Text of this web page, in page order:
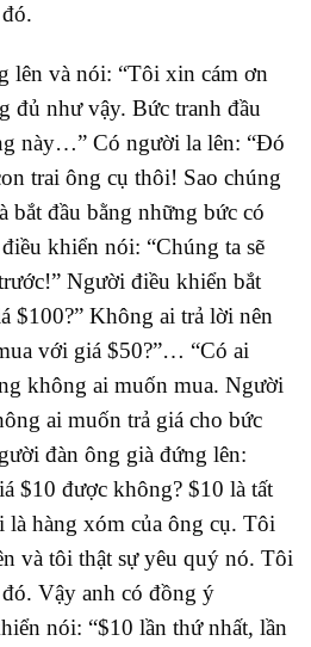
lên và nói: “Tôi xin cám ơn
đủ như vậy. Bức tranh đầu
này…” Có người la lên: “Đó
trai ông cụ thôi! Sao chúng
bắt đầu bằng những bức có
khiển nói: “Chúng ta sẽ
Người điều khiển bắt
$100?” Không ai trả lời nên
với giá $50?”… “Có ai
không ai muốn mua. Người
ai muốn trả giá cho bức
đàn ông già đứng lên:
$10 được không? $10 là tất
hàng xóm của ông cụ. Tôi
và tôi thật sự yêu quý nó. Tôi
Vậy anh có đồng ý
nói: “$10 lần thứ nhất, lần